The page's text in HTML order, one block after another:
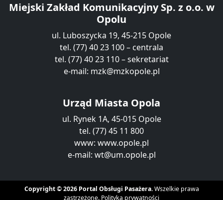
Miejski Zakład Komunikacyjny Sp. z o.o. w
Opolu
ul. Luboszycka 19, 45-215 Opole
tel. (77) 40 23 100 – centrala
tel. (77) 40 23 110 – sekretariat
e-mail: mzk@mzkopole.pl
Urząd Miasta Opola
ul. Rynek 1A, 45-015 Opole
tel. (77) 45 11 800
www: www.opole.pl
e-mail: wt@um.opole.pl
Copyright © 2026 Portal Obsługi Pasażera.Wszelkie prawa
zastrzeżone. Polityka prywatności